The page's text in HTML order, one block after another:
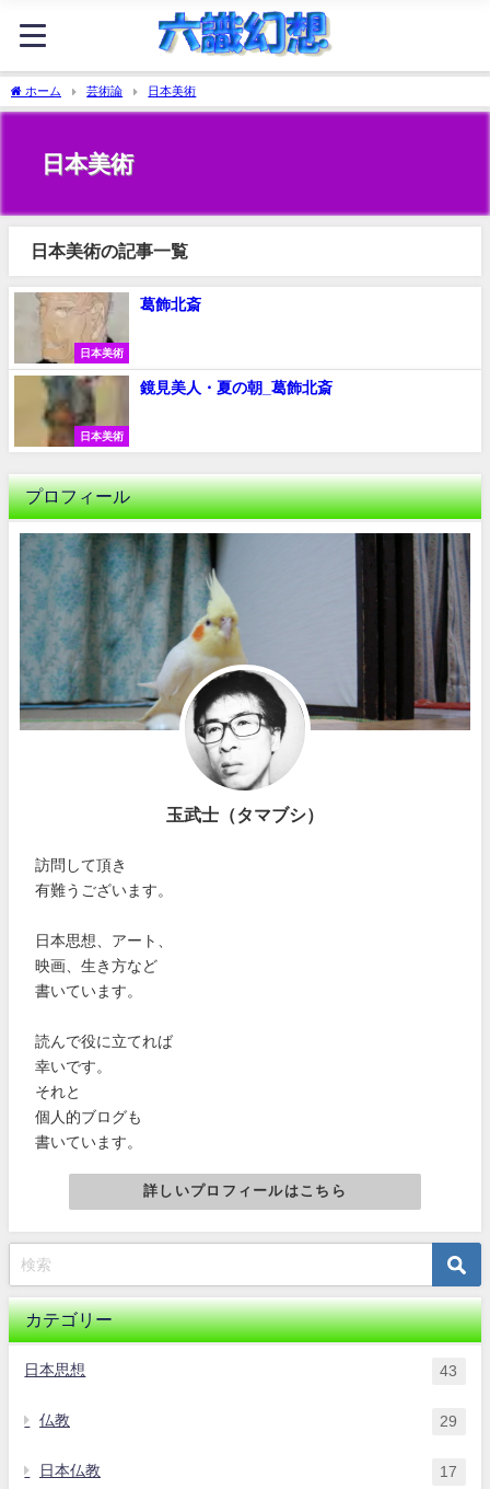
ホーム 芸術論 日本美術
日本美術
日本美術の記事一覧
日本美術
葛飾北斎
日本美術
鏡見美人・夏の朝_葛飾北斎
プロフィール
玉武士（タマブシ）
訪問して頂き
有難うございます。
日本思想、アート、
映画、生き方など
書いています。
読んで役に立てれば
幸いです。
それと
個人的ブログも
書いています。
詳しいプロフィールはこちら
カテゴリー
日本思想 43
仏教 29
日本仏教 17